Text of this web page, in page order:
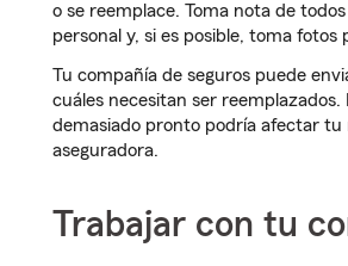
o se reemplace. Toma nota de
personal y, si es posible, toma fotos
Tu compañía de seguros puede
cuáles necesitan ser
demasiado pronto podría afectar
aseguradora.
Trabajar con tu